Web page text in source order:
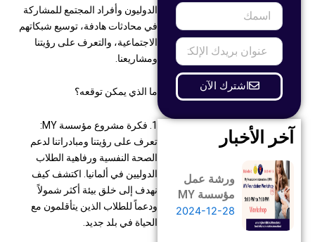
الدوليون وأفراد المجتمع للمشاركة
في محادثات هادفة، توسيع شبكاتهم
الاجتماعية، والتعرف على رؤيتنا
ومشاريعنا.
ما الذي يمكن توقعه؟
1. فكرة مشروع مؤسسة MY:
تعرف على رؤيتنا ومبادراتنا لدعم
الصحة النفسية ورفاهية الطلاب
الدوليين في ألمانيا. اكتشف كيف
نهدف إلى خلق بيئة أكثر شمولاً
ودعماً للطلاب الذين يتأقلمون مع
الحياة في بلد جديد.
اسمك
عنوان
بريدك
الإلكتروني
اشترك الآن
آخر الأخبار
ورشة عمل
مؤسسة MY
2024-12-28